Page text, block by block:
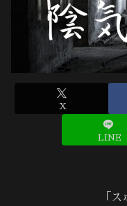
X
LINE
「